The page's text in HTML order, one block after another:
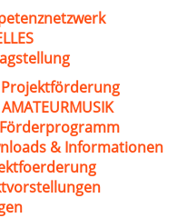
Förderprogramm
& Informationen